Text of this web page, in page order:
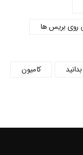
روی بریس ها
کامیون